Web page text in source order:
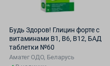
Будь Здоров! Глицин форте с
витаминами В1, В6, В12, БАД
таблетки №60
Аматег ОДО, Беларусь